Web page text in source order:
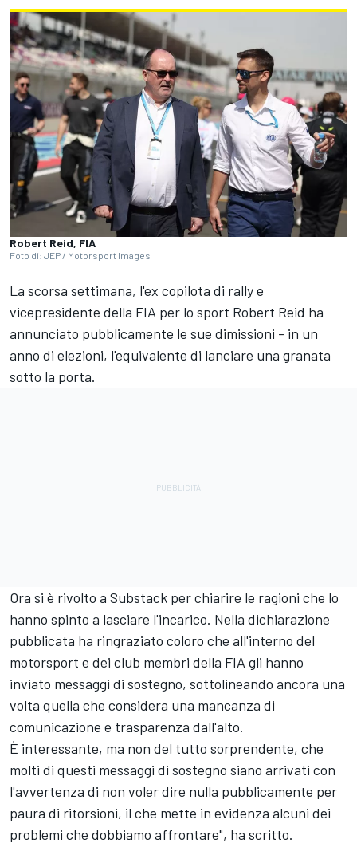
Robert Reid, FIA
Foto di: JEP / Motorsport Images
La scorsa settimana, l'ex copilota di rally e
vicepresidente della FIA per lo sport Robert Reid ha
annunciato pubblicamente le sue dimissioni - in un
anno di elezioni, l'equivalente di lanciare una granata
sotto la porta.
Ora si è rivolto a Substack per chiarire le ragioni che lo
hanno spinto a lasciare l'incarico. Nella dichiarazione
pubblicata ha ringraziato coloro che all'interno del
motorsport e dei club membri della FIA gli hanno
inviato messaggi di sostegno, sottolineando ancora una
volta quella che considera una mancanza di
comunicazione e trasparenza dall'alto.
È interessante, ma non del tutto sorprendente, che
molti di questi messaggi di sostegno siano arrivati con
l'avvertenza di non voler dire nulla pubblicamente per
paura di ritorsioni, il che mette in evidenza alcuni dei
problemi che dobbiamo affrontare", ha scritto.